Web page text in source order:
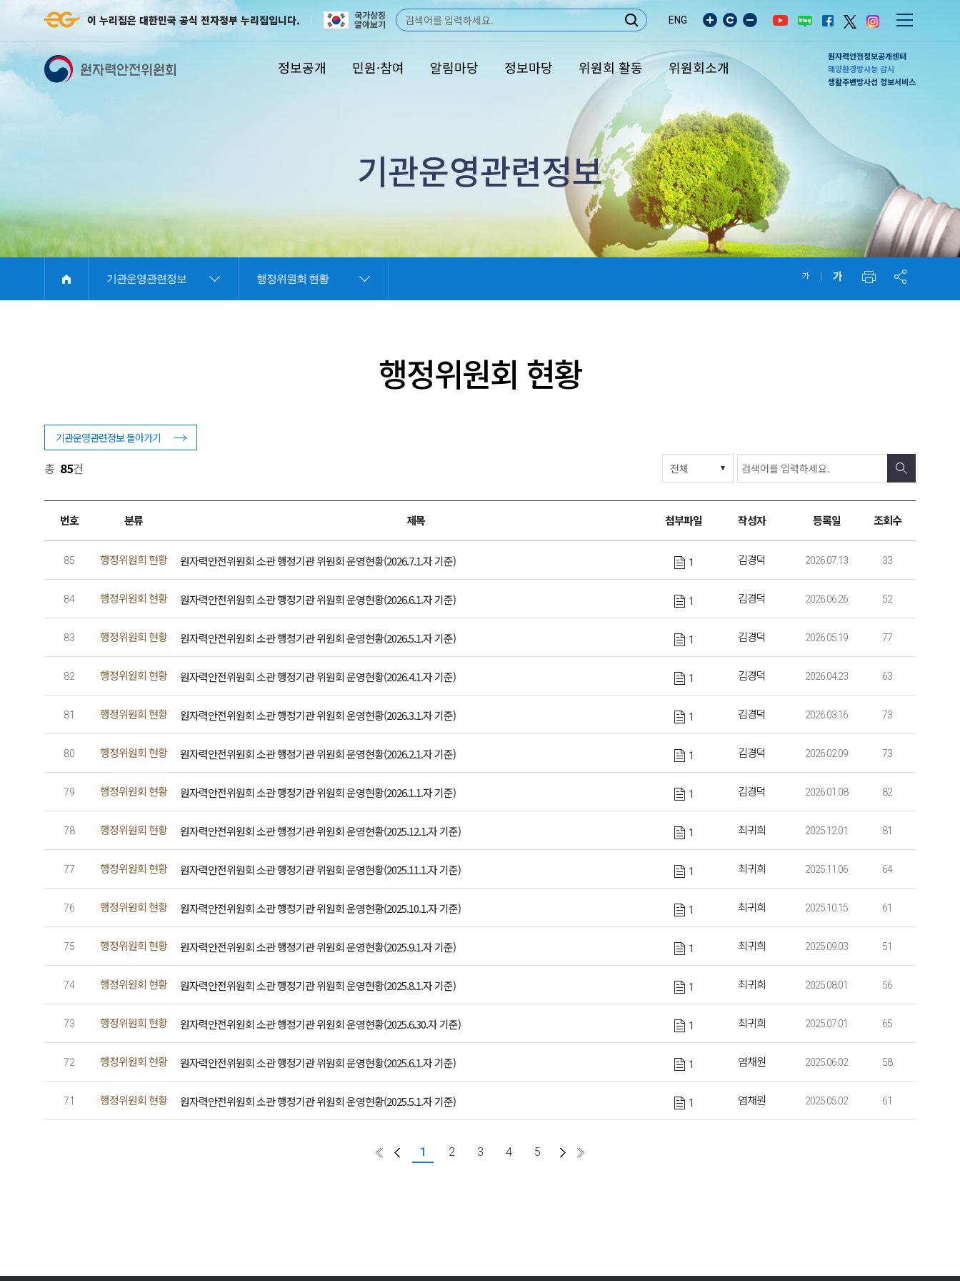
이 누리집은 대한민국 공식 전자정부 누리집입니다.
국가상징
알아보기
검
색
ENG
정보공개 민원·참여 알림마당 정보마당 위원회 활동 위원회소개
원자력안전정보공개센터
해양환경방사능 감시
생활주변방사선 정보서비스
기관운영관련정보
기관운영관련정보 행정위원회 현황
행정위원회 현황
기관운영관련정보 돌아가기
총 85건
번호 분류 제목 첨부파일 작성자 등록일 조회수
85 행정위원회 현황 원자력안전위원회 소관 행정기관 위원회 운영현황(2026.7.1.자 기준) 1 김경덕 2026.07.13 33
84 행정위원회 현황 원자력안전위원회 소관 행정기관 위원회 운영현황(2026.6.1.자 기준) 1 김경덕 2026.06.26 52
83 행정위원회 현황 원자력안전위원회 소관 행정기관 위원회 운영현황(2026.5.1.자 기준) 1 김경덕 2026.05.19 77
82 행정위원회 현황 원자력안전위원회 소관 행정기관 위원회 운영현황(2026.4.1.자 기준) 1 김경덕 2026.04.23 63
81 행정위원회 현황 원자력안전위원회 소관 행정기관 위원회 운영현황(2026.3.1.자 기준) 1 김경덕 2026.03.16 73
80 행정위원회 현황 원자력안전위원회 소관 행정기관 위원회 운영현황(2026.2.1.자 기준) 1 김경덕 2026.02.09 73
79 행정위원회 현황 원자력안전위원회 소관 행정기관 위원회 운영현황(2026.1.1.자 기준) 1 김경덕 2026.01.08 82
78 행정위원회 현황 원자력안전위원회 소관 행정기관 위원회 운영현황(2025.12.1.자 기준) 1 최귀희 2025.12.01 81
77 행정위원회 현황 원자력안전위원회 소관 행정기관 위원회 운영현황(2025.11.1.자 기준) 1 최귀희 2025.11.06 64
76 행정위원회 현황 원자력안전위원회 소관 행정기관 위원회 운영현황(2025.10.1.자 기준) 1 최귀희 2025.10.15 61
75 행정위원회 현황 원자력안전위원회 소관 행정기관 위원회 운영현황(2025.9.1.자 기준) 1 최귀희 2025.09.03 51
74 행정위원회 현황 원자력안전위원회 소관 행정기관 위원회 운영현황(2025.8.1.자 기준) 1 최귀희 2025.08.01 56
73 행정위원회 현황 원자력안전위원회 소관 행정기관 위원회 운영현황(2025.6.30.자 기준) 1 최귀희 2025.07.01 65
72 행정위원회 현황 원자력안전위원회 소관 행정기관 위원회 운영현황(2025.6.1.자 기준) 1 염채원 2025.06.02 58
71 행정위원회 현황 원자력안전위원회 소관 행정기관 위원회 운영현황(2025.5.1.자 기준) 1 염채원 2025.05.02 61
1 2 3 4 5